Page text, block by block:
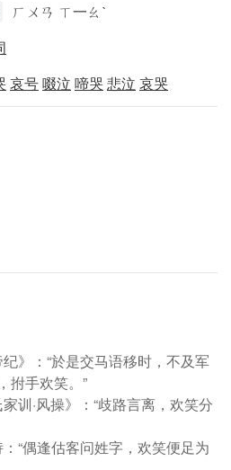
ㄏㄨㄢ ㄒ一ㄠˋ
哀号啜泣 啼哭 悲泣 哀哭
纪》：“於是交马语移时，不及军
拊手欢笑。”
训·风操》：“歧路言离，欢笑分
“偶逢估客问姓字，欢笑便足为